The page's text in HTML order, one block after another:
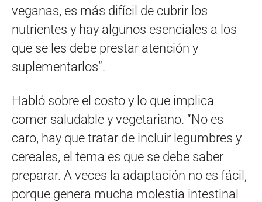
veganas, es más difícil de cubrir los
nutrientes y hay algunos esenciales a los
que se les debe prestar atención y
suplementarlos”.
Habló sobre el costo y lo que implica
comer saludable y vegetariano. “No es
caro, hay que tratar de incluir legumbres y
cereales, el tema es que se debe saber
preparar. A veces la adaptación no es fácil,
porque genera mucha molestia intestinal